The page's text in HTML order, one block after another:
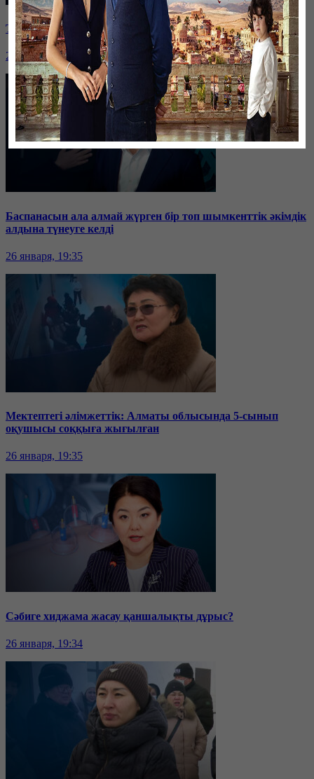
Таразда ТЭЦ қызметкерлері жалақы көтеруді талап етті
26 января, 19:36
Баспанасын ала алмай жүрген бір топ шымкенттік әкімдік
алдына түнеуге келді
26 января, 19:35
Мектептегі әлімжеттік: Алматы облысында 5-сынып
оқушысы соққыға жығылған
26 января, 19:35
Сәбиге хиджама жасау қаншалықты дұрыс?
26 января, 19:34